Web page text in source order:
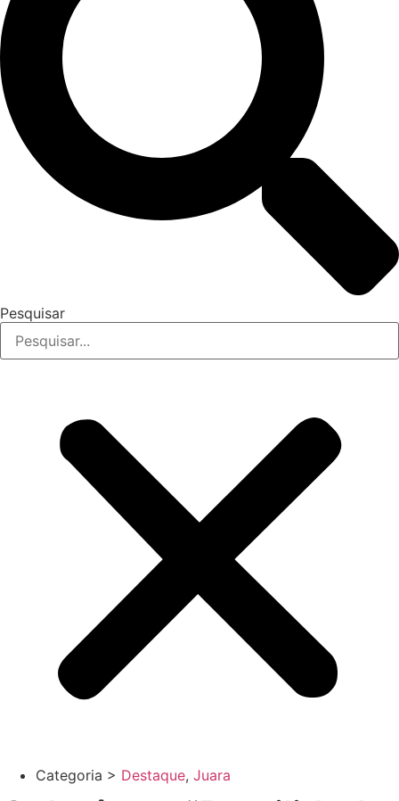
Pesquisar
Categoria > Destaque, Juara